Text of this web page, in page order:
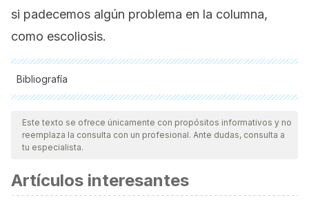
si padecemos algún problema en la columna,
como escoliosis.
Bibliografía
Todas las fuentes citadas fueron revisadas a profundidad por
nuestro equipo, para asegurar su calidad, confiabilidad,
vigencia y validez.La bibliografía de este artículo fue
científica.
Caggiari, G., Talesa, G. R., Toro, G., Jannelli, E.,
Este texto se ofrece únicamente con propósitos informativos y no
reemplaza la consulta con un profesional. Ante dudas, consulta a
tu especialista.
Artículos interesantes